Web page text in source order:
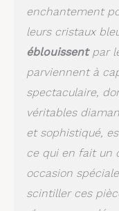
enchantement
leurs cristaux
éblouissentpar
parviennent à
spectaculaire,
véritables
et sophistiqué,
ce qui en fait un
occasion
scintiller ces